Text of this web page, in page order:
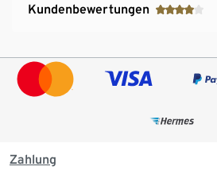
Kundenbewertungen
Zahlung